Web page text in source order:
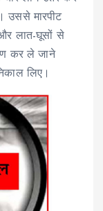
उससे मारपीट
लात-घूसों से
कर ले जाने
लिए।